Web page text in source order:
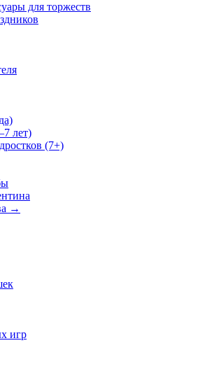
для торжеств
лет)
(7+)
→
игр